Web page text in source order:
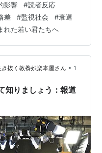
ホンという滅び行く国
ズでは、 若者に日本の
のきっかけを提供して
凋落が秋嶋の予測を裏
声も。 彼の作品は、単
影響 #読者反応
差 #監視社会 #衰退
れた若い君たちへ
抜く教養娯楽本屋さん • 1
知りましょう：報道